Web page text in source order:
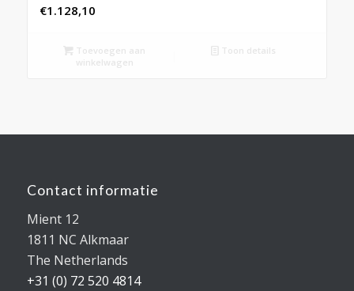
€1.128,10
Toevoegen aan
winkelwagen
Toon details
Contact informatie
Mient 12
1811 NC Alkmaar
The Netherlands
+31 (0) 72 520 4814